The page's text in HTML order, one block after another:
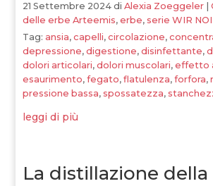
21 Settembre 2024 diAlexia Zoeggeler |
delle erbe Arteemis,erbe,serie WIR
Tag: ansia,capelli,circolazione,
depressione,digestione,disinfettante,
dolori articolari,dolori muscolari,effetto
esaurimento,fegato,flatulenza,forfora,
pressione bassa,spossatezza,
leggi di più
La distillazione della